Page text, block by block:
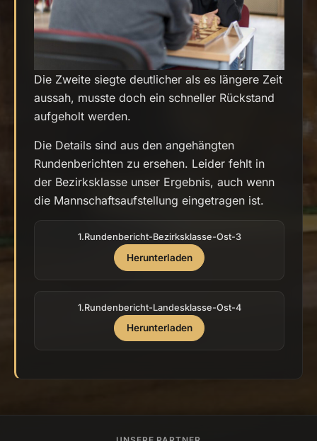
Die Zweite siegte deutlicher als es längere Zeit
aussah, musste doch ein schneller Rückstand
aufgeholt werden.
Die Details sind aus den angehängten
Rundenberichten zu ersehen. Leider fehlt in
der Bezirksklasse unser Ergebnis, auch wenn
die Mannschaftsaufstellung eingetragen ist.
1.Rundenbericht-Bezirksklasse-Ost-3
Herunterladen
1.Rundenbericht-Landesklasse-Ost-4
Herunterladen